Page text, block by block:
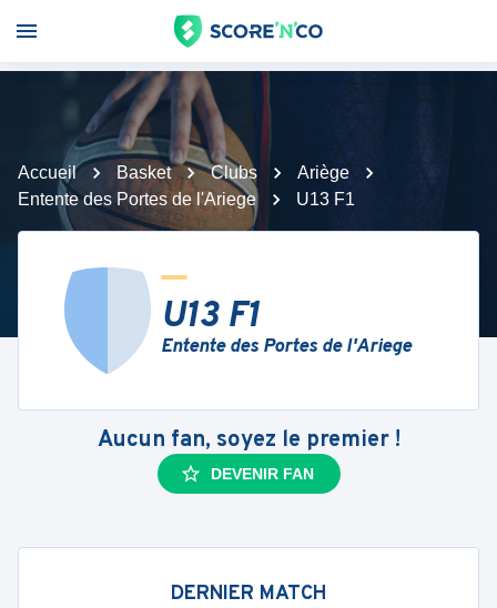
Accueil Basket Clubs
Ariège
Entente des Portes de l'Ariege
U13 F1
U13 F1
Entente des Portes de l'Ariege
Aucun fan, soyez le premier !
DEVENIR FAN
DERNIER MATCH